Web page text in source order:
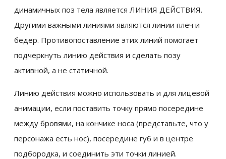
динамичных поз тела является ЛИНИЯ ДЕЙСТВИЯ.
Другими важными линиями являются линии плеч и
бедер. Противопоставление этих линий помогает
подчеркнуть линию действия и сделать позу
активной, а не статичной.
Линию действия можно использовать и для лицевой
анимации, если поставить точку прямо посередине
между бровями, на кончике носа (представьте, что у
персонажа есть нос), посередине губ и в центре
подбородка, и соединить эти точки линией.